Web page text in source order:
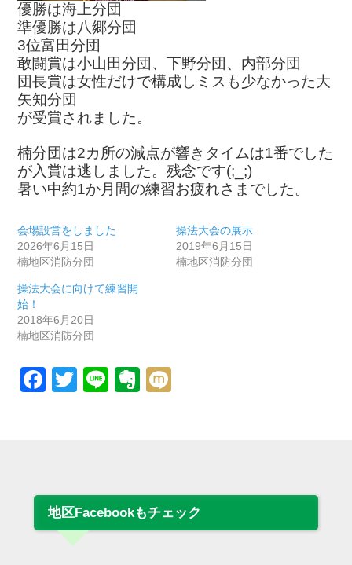
優勝は海上分団
準優勝は八郷分団
3位富田分団
敢闘賞は小山田分団、下野分団、内部分団
団長賞は女性だけで構成しミスも少なかった大
矢知分団
が受賞されました。
楠分団は2カ所の減点が響きタイムは1番でした
が入賞は逃しました。残念です(;_;)
暑い中約1か月間の練習お疲れさまでした。
会場設営をしました
2026年6月15日
楠地区消防分団
操法大会の展示
2019年6月15日
楠地区消防分団
操法大会に向けて練習開
始！
2018年6月20日
楠地区消防分団
Facebook
Twitter
LineEvernote
地区Facebookもチェック